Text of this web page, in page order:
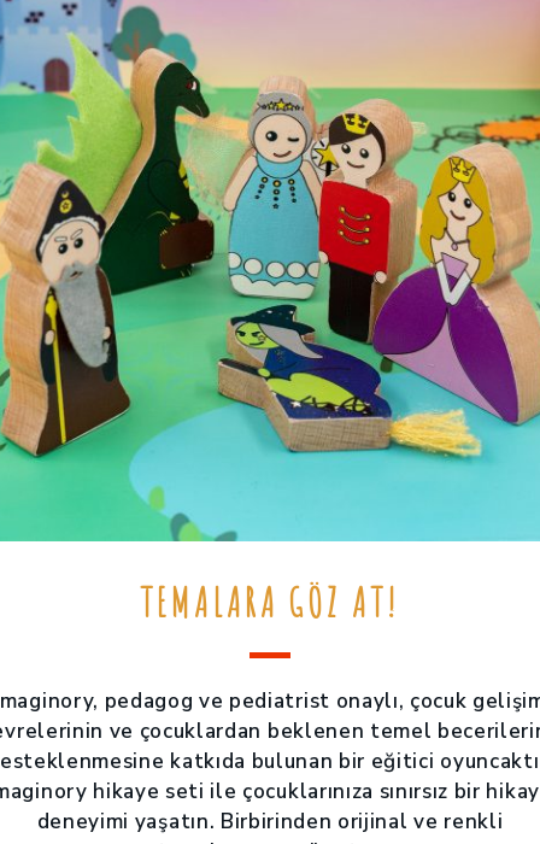
TEMALARA GÖZ AT!
pedagog ve pediatrist onaylı, çocuk
ve çocuklardan beklenen temel
katkıda bulunan bir eğitici
hikaye seti ile çocuklarınıza sınırsız bir
deneyimi yaşatın. Birbirinden orijinal ve renkli